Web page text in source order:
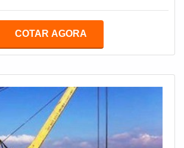
COTAR AGORA